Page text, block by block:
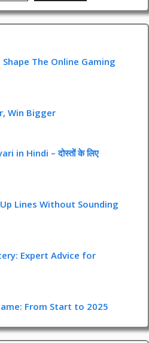
The Online Gaming
Win Bigger
in Hindi – दोस्तों के लिए
Lines Without Sounding
Expert Advice for
From Start to 2025